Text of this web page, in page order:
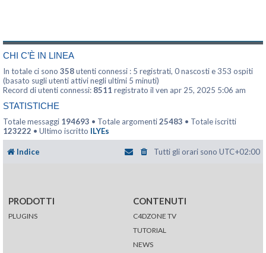
CHI C’È IN LINEA
In totale ci sono 358utenti connessi : 5 registrati, 0 nascosti e 353 ospiti
(basato sugli utenti attivi negli ultimi 5 minuti)
Record di utenti connessi: 8511 registrato il ven apr 25, 2025 5:06 am
STATISTICHE
Totale messaggi 194693 • Totale argomenti25483 • Totale iscritti
123222 • Ultimo iscritto ILYEs
Indice Tutti gli orari sono UTC+02:00
PRODOTTI
PLUGINS
CONTENUTI
C4DZONE TV
TUTORIAL
NEWS